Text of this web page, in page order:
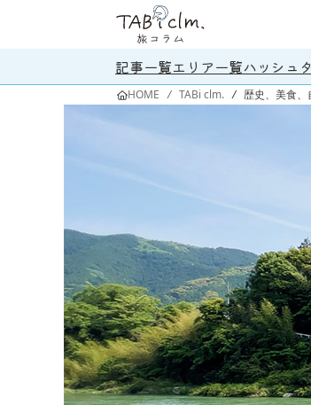
記事一覧エリア一覧ハッシュ
HOME / TABi clm. / 歴史、美食